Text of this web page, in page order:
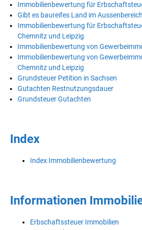
Immobilienbewertung für
Gibt es baureifes Land im
Immobilienbewertung für
Chemnitz und Leipzig
Immobilienbewertung von
Immobilienbewertung von
Chemnitz und Leipzig
Grundsteuer Petition in Sachsen
Gutachten Restnutzungsdauer
Grundsteuer Gutachten
Index
Index Immobilienbewertung
Informationen
Erbschaftssteuer Immobilien